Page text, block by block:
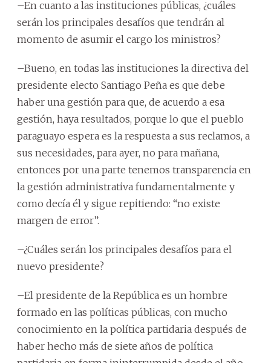
–En cuanto a las instituciones públicas, ¿cuáles
serán los principales desafíos que tendrán al
momento de asumir el cargo los ministros?
–Bueno, en todas las instituciones la directiva del
presidente electo Santiago Peña es que debe
haber una gestión para que, de acuerdo a esa
gestión, haya resultados, porque lo que el pueblo
paraguayo espera es la respuesta a sus reclamos, a
sus necesidades, para ayer, no para mañana,
entonces por una parte tenemos transparencia en
la gestión administrativa fundamentalmente y
como decía él y sigue repitiendo: “no existe
margen de error”.
–¿Cuáles serán los principales desafíos para el
nuevo presidente?
–El presidente de la República es un hombre
formado en las políticas públicas, con mucho
conocimiento en la política partidaria después de
haber hecho más de siete años de política